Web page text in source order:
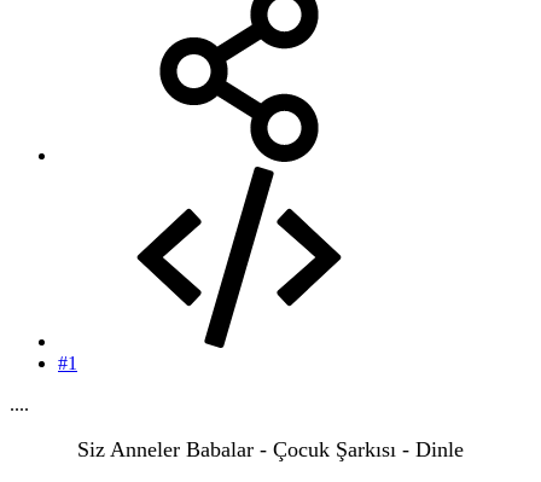
#1
....
Siz Anneler Babalar - Çocuk Şarkısı - Dinle